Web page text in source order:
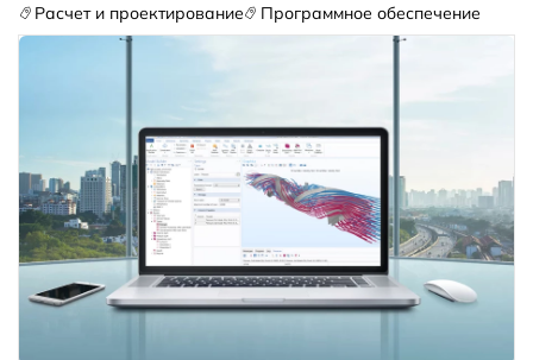
Расчет и проектирование
Программное обеспечение